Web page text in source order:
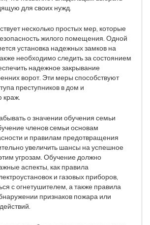
для своих нужд.
несколько простых мер, которые
жилого помещения. Одной
установка надежных замков на
необходимо следить за состоянием
надежное закрывание
ворот. Эти меры способствуют
преступников в дом и
краж.
о значении обучения семьи
членов семьи основам
и правилам предотвращения
увеличить шансы на успешное
угрозам. Обучение должно
аспекты, как правила
и газовых приборов,
с огнетушителем, а также правила
признаков пожара или